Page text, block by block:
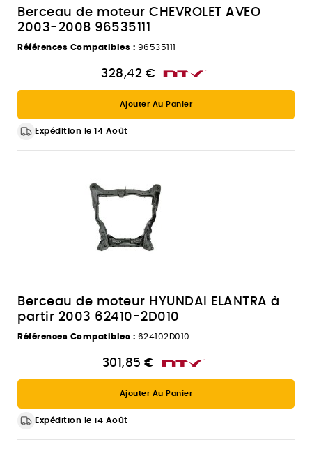
Berceau de moteur CHEVROLET AVEO
2003-2008 96535111
Références Compatibles : 96535111
328,42 €
Ajouter Au Panier
Expédition le 14 Août
Berceau de moteur HYUNDAI ELANTRA à
partir 2003 62410-2D010
Références Compatibles : 624102D010
301,85 €
Ajouter Au Panier
Expédition le 14 Août